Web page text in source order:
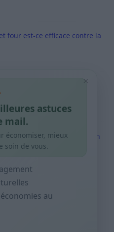
four est-ce efficace contre la
: routine simple +
: comment économiser en
10 sprays
: méthode rapide pour
dès le jour de paie
×
astuces
mail.
économiser, mieux
soin de vous.
au